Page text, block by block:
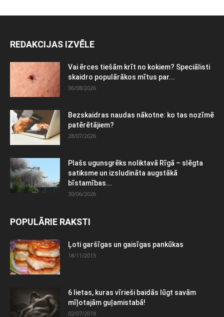
REDAKCIJAS IZVĒLE
Vai ērces tiešām krīt no kokiem? Speciālisti
skaidro populārākos mītus par...
06/08/2026
Bezskaidras naudas nākotne: ko tas nozīmē
patērētājiem?
28/07/2026
Plašs ugunsgrēks noliktavā Rīgā – slēgta
satiksme un izsludināta augstākā
bīstamības...
30/06/2026
POPULĀRIE RAKSTI
Ļoti garšīgas un gaisīgas pankūkas
18/11/2015
6 lietas, kuras vīrieši baidās lūgt savām
mīļotajām guļamistabā!
02/07/2018